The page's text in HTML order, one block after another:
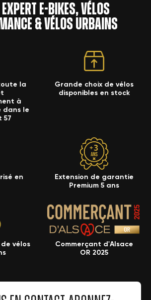
e-bikes, vélos
& vélos urbains
la
à
dans le
57
Grande choix de vélos
disponibles en stock
en
Extension de garantie
Premium 5 ans
vélos
Commerçant d'Alsace
OR 2025